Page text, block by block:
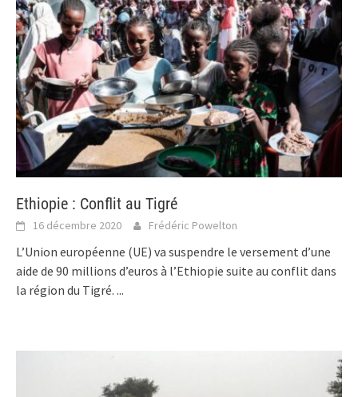
Ethiopie : Conflit au Tigré
16 décembre 2020 Frédéric Powelton
L’Union européenne (UE) va suspendre le versement d’une
aide de 90 millions d’euros à l’Ethiopie suite au conflit dans
la région du Tigré. ...